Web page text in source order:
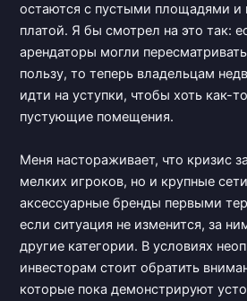
остаются с пустыми площадями
платой. Я бы смотрел на это так:
арендаторы могли
пользу, то теперь владельцам
идти на уступки, чтобы хоть как-
пустующие помещения.
Меня настораживает, что кризис
мелких игроков, но и крупные
аксессуарные бренды первыми
если ситуация не изменится, за
другие категории. В условиях
инвесторам стоит обратить
которые пока демонстрируют